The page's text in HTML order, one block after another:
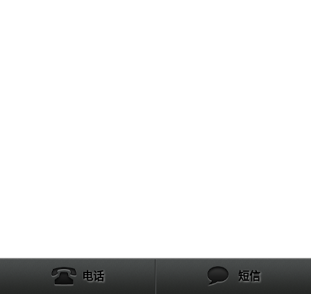
电话 短信